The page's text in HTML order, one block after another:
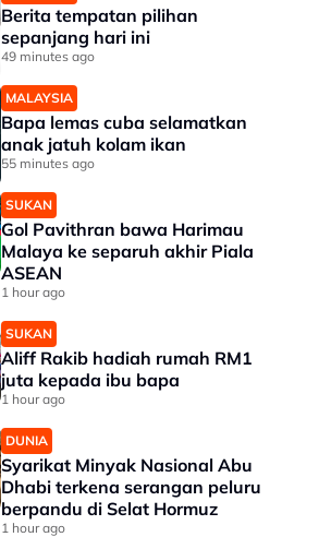
Berita tempatan pilihan
sepanjang hari ini
49 minutes ago
MALAYSIA
Bapa lemas cuba selamatkan
anak jatuh kolam ikan
55 minutes ago
SUKAN
Gol Pavithran bawa Harimau
Malaya ke separuh akhir Piala
ASEAN
1 hour ago
SUKAN
Aliff Rakib hadiah rumah RM1
juta kepada ibu bapa
1 hour ago
DUNIA
Syarikat Minyak Nasional Abu
Dhabi terkena serangan peluru
berpandu di Selat Hormuz
1 hour ago